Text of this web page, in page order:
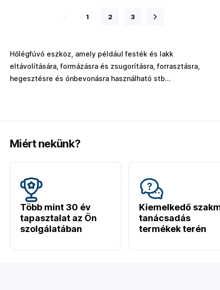
1 2 3
Hőlégfúvó eszköz, amely például festék és lakk
eltávolítására, formázásra és zsugorításra, forrasztásra,
hegesztésre és ónbevonásra használható stb...
Miért nekünk?
Több mint 30 év
tapasztalat az Ön
szolgálatában
Kiemelkedő
tanácsadás
termékek terén